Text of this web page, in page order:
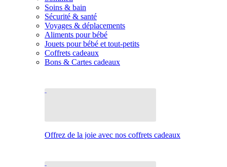
Soins & bain
Sécurité & santé
Voyages & déplacements
Aliments pour bébé
Jouets pour bébé et tout-petits
Coffrets cadeaux
Bons & Cartes cadeaux
Offrez de la joie avec nos coffrets cadeaux